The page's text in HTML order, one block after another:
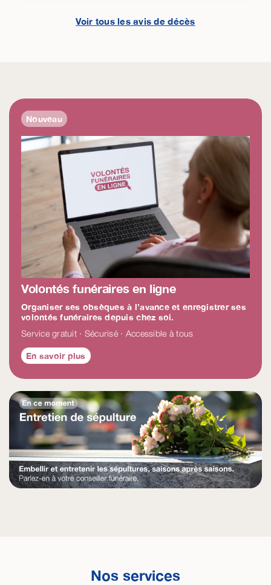
Voir tous les avis de décès
Nouveau
Volontés funéraires en ligne
Organiser ses obsèques à l’avance et enregistrer ses
volontés funéraires depuis chez soi.
Service gratuit · Sécurisé · Accessible à tous
En savoir plus
Nos services